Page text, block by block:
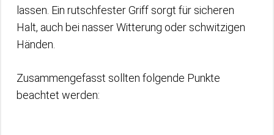
lassen. Ein rutschfester Griff sorgt für sicheren
Halt, auch bei nasser Witterung oder schwitzigen
Händen.
Zusammengefasst sollten folgende Punkte
beachtet werden: